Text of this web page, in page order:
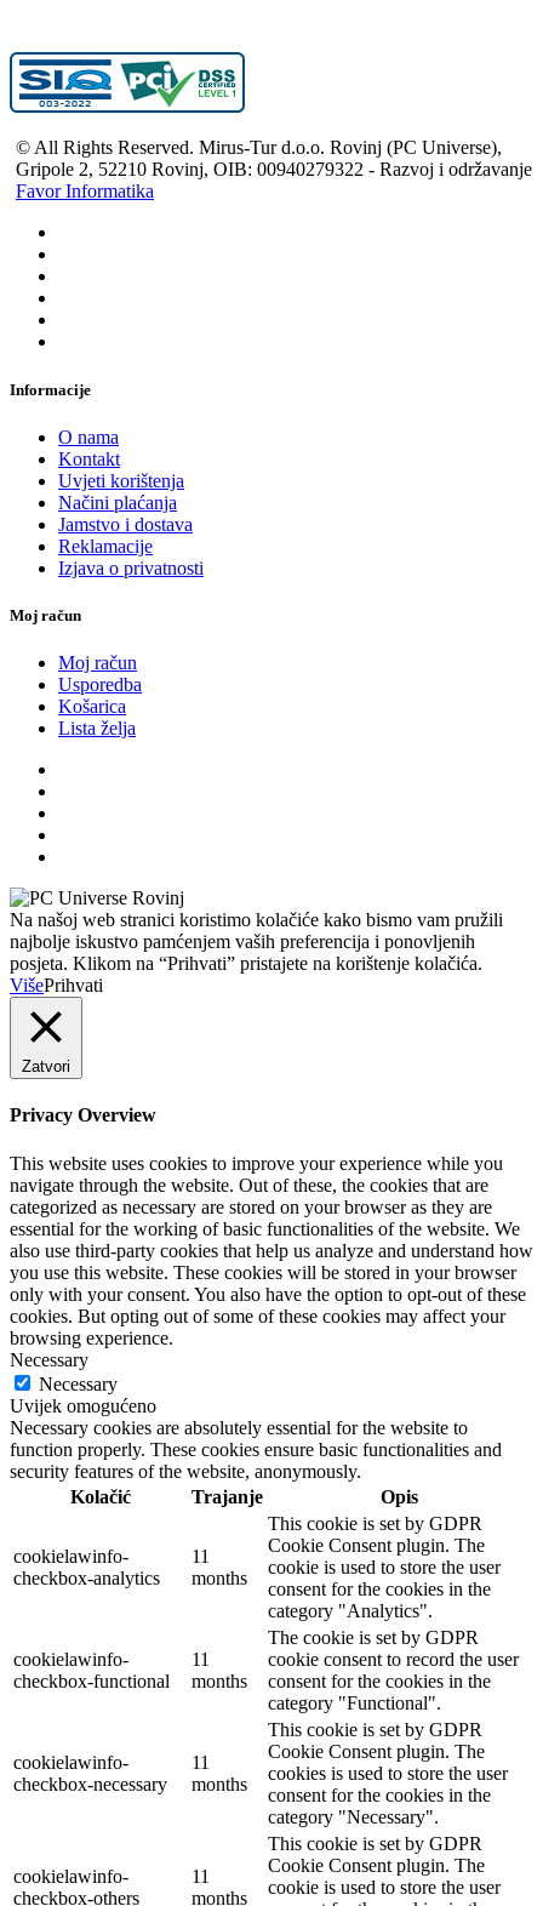
© All Rights Reserved. Mirus-Tur d.o.o. Rovinj (PC Universe),
Gripole 2, 52210 Rovinj, OIB: 00940279322 - Razvoj i održavanje
Favor Informatika
Informacije
O nama
Kontakt
Uvjeti korištenja
Načini plaćanja
Jamstvo i dostava
Reklamacije
Izjava o privatnosti
Moj račun
Moj račun
Usporedba
Košarica
Lista želja
Na našoj web stranici koristimo kolačiće kako bismo vam pružili
najbolje iskustvo pamćenjem vaših preferencija i ponovljenih
posjeta. Klikom na “Prihvati” pristajete na korištenje kolačića.
VišePrihvati
Zatvori
Privacy Overview
This website uses cookies to improve your experience while you
navigate through the website. Out of these, the cookies that are
categorized as necessary are stored on your browser as they are
essential for the working of basic functionalities of the website. We
also use third-party cookies that help us analyze and understand how
you use this website. These cookies will be stored in your browser
only with your consent. You also have the option to opt-out of these
cookies. But opting out of some of these cookies may affect your
browsing experience.
Necessary
Necessary
Uvijek omogućeno
Necessary cookies are absolutely essential for the website to
function properly. These cookies ensure basic functionalities and
security features of the website, anonymously.
Kolačić
Trajanje Opis
cookielawinfo-
checkbox-analytics
11
months
This cookie is set by GDPR
Cookie Consent plugin. The
cookie is used to store the user
consent for the cookies in the
category "Analytics".
cookielawinfo-
checkbox-functional
11
months
The cookie is set by GDPR
cookie consent to record the user
consent for the cookies in the
category "Functional".
cookielawinfo-
checkbox-necessary
11
months
This cookie is set by GDPR
Cookie Consent plugin. The
cookies is used to store the user
consent for the cookies in the
category "Necessary".
cookielawinfo-
checkbox-others
11
months
This cookie is set by GDPR
Cookie Consent plugin. The
cookie is used to store the user